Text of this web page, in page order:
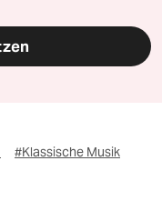
#Klassische Musik